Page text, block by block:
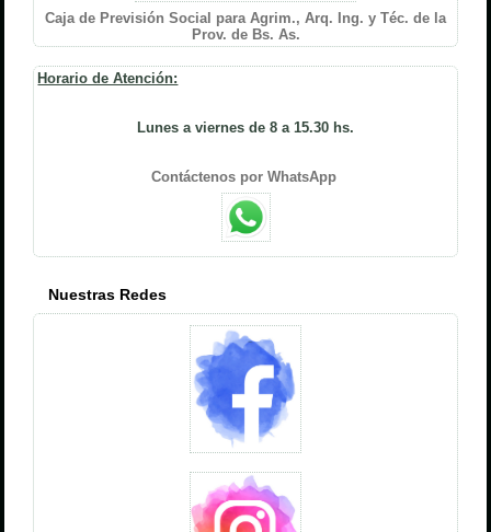
Caja de Previsión Social para Agrim., Arq. Ing. y Téc. de la
Prov. de Bs. As.
Horario de Atención:
Lunes a viernes de 8 a 15.30 hs.
Contáctenos por WhatsApp
Nuestras Redes